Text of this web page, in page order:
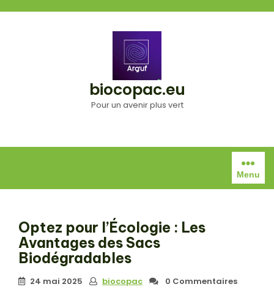
biocopac.eu
Pour un avenir plus vert
Menu
Optez pour l’Écologie : Les
Avantages des Sacs
Biodégradables
24 mai 2025 biocopac 0 Commentaires